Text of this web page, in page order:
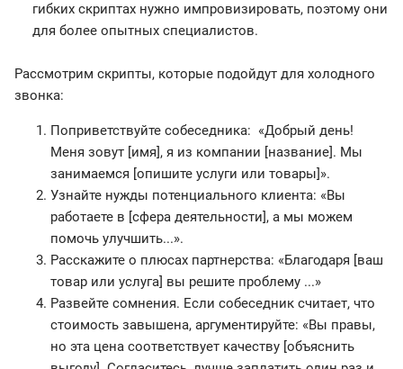
гибких скриптах нужно импровизировать, поэтому они
для более опытных специалистов.
Рассмотрим скрипты, которые подойдут для холодного
звонка:
Поприветствуйте собеседника: «Добрый день!
Меня зовут [имя], я из компании [название]. Мы
занимаемся [опишите услуги или товары]».
Узнайте нужды потенциального клиента: «Вы
работаете в [сфера деятельности], а мы можем
помочь улучшить...».
Расскажите о плюсах партнерства: «Благодаря [ваш
товар или услуга] вы решите проблему ...»
Развейте сомнения. Если собеседник считает, что
стоимость завышена, аргументируйте: «Вы правы,
но эта цена соответствует качеству [объяснить